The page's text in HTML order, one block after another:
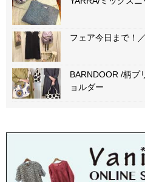
フェア今日まで！
BARNDOOR /柄
ョルダー